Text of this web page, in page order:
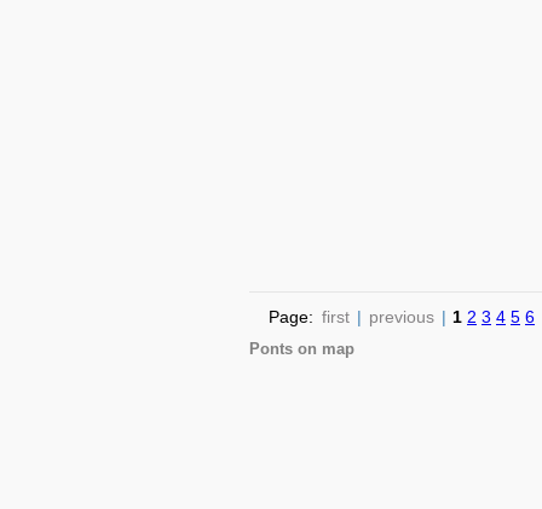
Page: first | previous | 1 2 3 4 5 6
Ponts on map